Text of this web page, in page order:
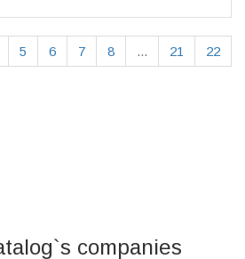
5 6 7 8 ... 21 22
companies